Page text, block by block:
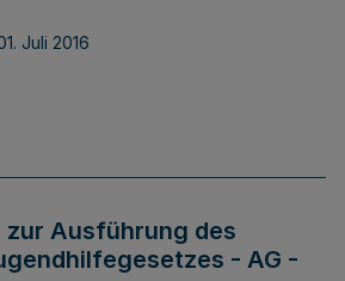
Juli 2016
zur Ausführung des
- AG -